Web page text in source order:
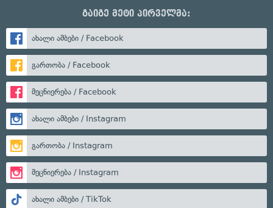
გაიგე მეტი პირველმა:
ახალი ამბები / Facebook
გართობა / Facebook
მეცნიერება / Facebook
ახალი ამბები / Instagram
გართობა / Instagram
მეცნიერება / Instagram
ახალი ამბები / TikTok